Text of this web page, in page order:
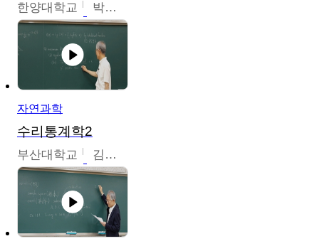
한양대학교 박경호
자연과학
수리통계학2
부산대학교 김충락